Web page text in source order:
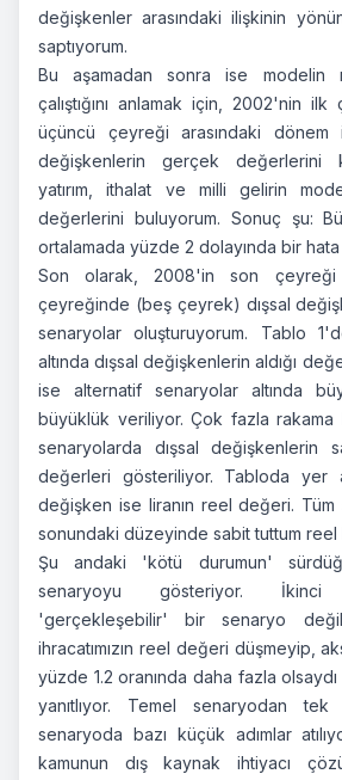
değişkenler arasındaki ilişkinin
saptıyorum.
Bu aşamadan sonra ise modelin
çalıştığını anlamak için, 2002'nin
üçüncü çeyreği arasındaki dönem
değişkenlerin gerçek değerlerini
yatırım, ithalat ve milli gelirin
değerlerini buluyorum. Sonuç şu:
ortalamada yüzde 2 dolayında bir
Son olarak, 2008'in son
çeyreğinde (beş çeyrek) dışsal
senaryolar oluşturuyorum. Tablo
altında dışsal değişkenlerin aldığı
ise alternatif senaryolar altında
büyüklük veriliyor. Çok fazla rakama
senaryolarda dışsal değişkenlerin
değerleri gösteriliyor. Tabloda yer
değişken ise liranın reel değeri.
sonundaki düzeyinde sabit tuttum reel
Şu andaki 'kötü durumun'
senaryoyu gösteriyor.
'gerçekleşebilir' bir senaryo
ihracatımızın reel değeri düşmeyip,
yüzde 1.2 oranında daha fazla
yanıtlıyor. Temel senaryodan
senaryoda bazı küçük adımlar
kamunun dış kaynak ihtiyacı